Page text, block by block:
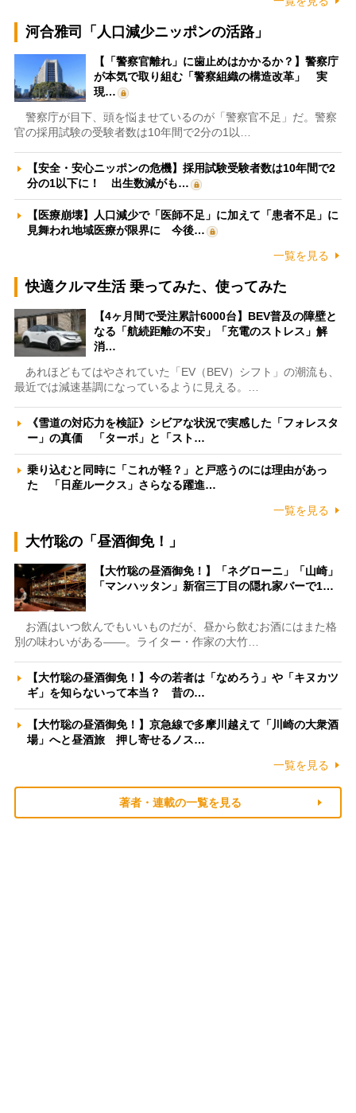
河合雅司「人口減少ニッポンの活路」
【「警察官離れ」に歯止めはかかるか？】警察庁
が本気で取り組む「警察組織の構造改革」 実
現…
警察庁が目下、頭を悩ませているのが「警察官不足」だ。警察
官の採用試験の受験者数は10年間で2分の1以…
【安全・安心ニッポンの危機】採用試験受験者数は10年間で2
分の1以下に！ 出生数減がも…
【医療崩壊】人口減少で「医師不足」に加えて「患者不足」に
見舞われ地域医療が限界に 今後…
一覧を見る
快適クルマ生活 乗ってみた、使ってみた
【4ヶ月間で受注累計6000台】BEV普及の障壁と
なる「航続距離の不安」「充電のストレス」解
消…
あれほどもてはやされていた「EV（BEV）シフト」の潮流も、
最近では減速基調になっているように見える。…
《雪道の対応力を検証》シビアな状況で実感した「フォレスタ
ー」の真価 「ターボ」と「スト…
乗り込むと同時に「これが軽？」と戸惑うのには理由があっ
た 「日産ルークス」さらなる躍進…
一覧を見る
大竹聡の「昼酒御免！」
【大竹聡の昼酒御免！】「ネグローニ」「山崎」
「マンハッタン」新宿三丁目の隠れ家バーで1…
お酒はいつ飲んでもいいものだが、昼から飲むお酒にはまた格
別の味わいがある――。ライター・作家の大竹…
【大竹聡の昼酒御免！】今の若者は「なめろう」や「キヌカツ
ギ」を知らないって本当？ 昔の…
【大竹聡の昼酒御免！】京急線で多摩川越えて「川崎の大衆酒
場」へと昼酒旅 押し寄せるノス…
一覧を見る
著者・連載の一覧を見る